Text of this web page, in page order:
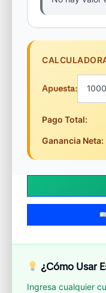
Apuesta:
Pago Total:
Ganancia Neta:
¿Cómo Usar
Ingresa cualquier